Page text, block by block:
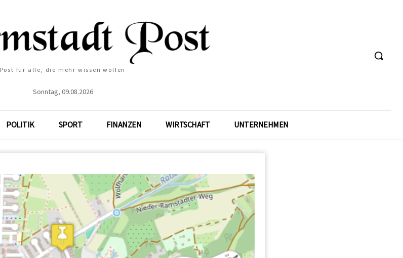
Post für alle, die mehr wissen wollen
Sonntag, 09.08.2026
POLITIK SPORT FINANZEN WIRTSCHAFT UNTERNEHMEN